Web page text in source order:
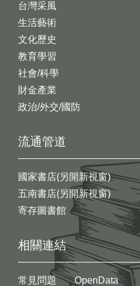
台灣采風
生活藝術
文化歷史
教育學習
社會/科學
財金產業
政治/外交/國防
流通管道
國家書店(另開新視窗)
五南書店(另開新視窗)
寄存圖書館
相關連結
常見問題
OpenData